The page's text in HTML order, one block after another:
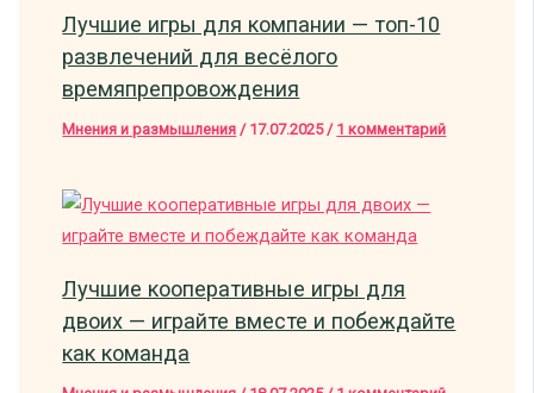
Лучшие игры для компании — топ-10
развлечений для весёлого
времяпрепровождения
Мнения и размышления / 17.07.2025/ 1 комментарий
Лучшие кооперативные игры для
двоих — играйте вместе и побеждайте
как команда